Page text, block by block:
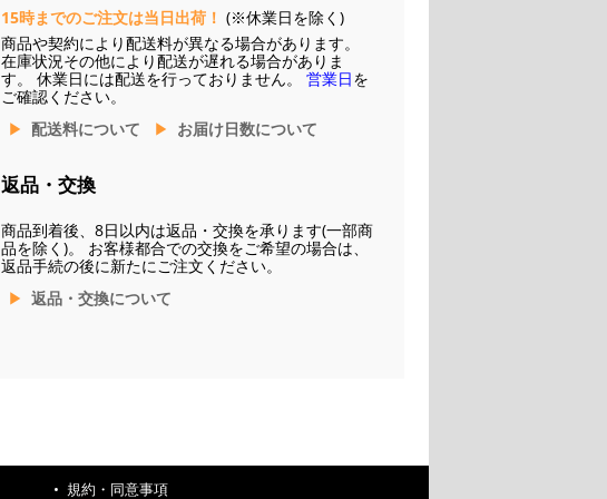
15時までのご注文は当日出荷！ (※休業日を除く)
商品や契約により配送料が異なる場合があります。
在庫状況その他により配送が遅れる場合がありま
す。 休業日には配送を行っておりません。 営業日を
ご確認ください。
配送料について
お届け日数について
返品・交換
商品到着後、8日以内は返品・交換を承ります(一部商
品を除く)。 お客様都合での交換をご希望の場合は、
返品手続の後に新たにご注文ください。
返品・交換について
規約・同意事項